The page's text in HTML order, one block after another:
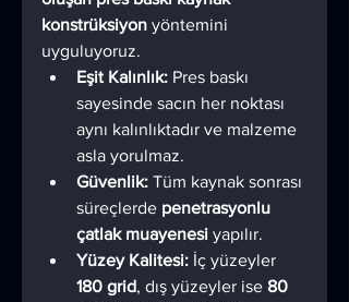
konstrüksiyon yöntemini
uyguluyoruz.
Eşit Kalınlık: Pres baskı
sayesinde sacın her noktası
aynı kalınlıktadır ve malzeme
asla yorulmaz.
Güvenlik: Tüm kaynak sonrası
süreçlerde penetrasyonlu
çatlak muayenesi yapılır.
Yüzey Kalitesi: İç yüzeyler
180 grid, dış yüzeyler ise 80